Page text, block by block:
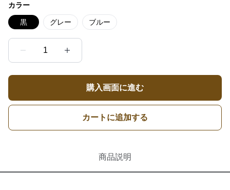
カラー
黒 グレー ブルー
1
購入画面に進む
カートに追加する
商品説明